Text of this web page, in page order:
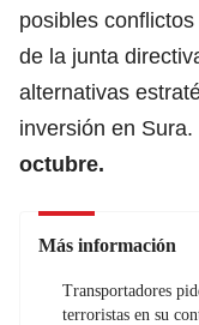
posibles
de la junta
alternativas
inversión en Sura.
octubre.
Más información
Transportadores
terroristas en su